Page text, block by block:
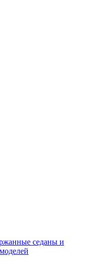
седаны и